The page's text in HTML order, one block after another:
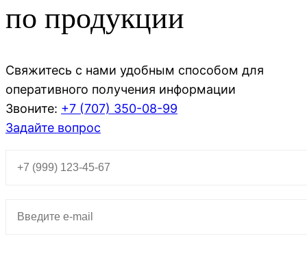
по продукции
Свяжитесь с нами удобным способом для
оперативного получения информации
Звоните: +7 (707) 350-08-99
Задайте вопрос